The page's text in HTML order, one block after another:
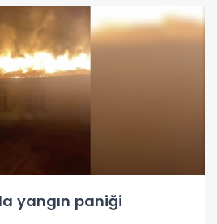
yangın paniği